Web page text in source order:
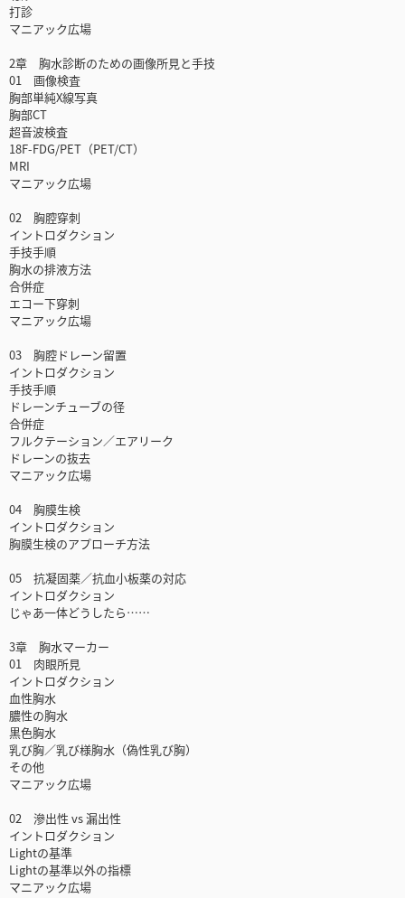
打診
マニアック広場
2章 胸水診断のための画像所見と手技
01 画像検査
胸部単純X線写真
胸部CT
超音波検査
18F-FDG/PET（PET/CT）
MRI
マニアック広場
02 胸腔穿刺
イントロダクション
手技手順
胸水の排液方法
合併症
エコー下穿刺
マニアック広場
03 胸腔ドレーン留置
イントロダクション
手技手順
ドレーンチューブの径
合併症
フルクテーション／エアリーク
ドレーンの抜去
マニアック広場
04 胸膜生検
イントロダクション
胸膜生検のアプローチ方法
05 抗凝固薬／抗血小板薬の対応
イントロダクション
じゃあ一体どうしたら……
3章 胸水マーカー
01 肉眼所見
イントロダクション
血性胸水
膿性の胸水
黒色胸水
乳び胸／乳び様胸水（偽性乳び胸）
その他
マニアック広場
02 滲出性 vs 漏出性
イントロダクション
Lightの基準
Lightの基準以外の指標
マニアック広場